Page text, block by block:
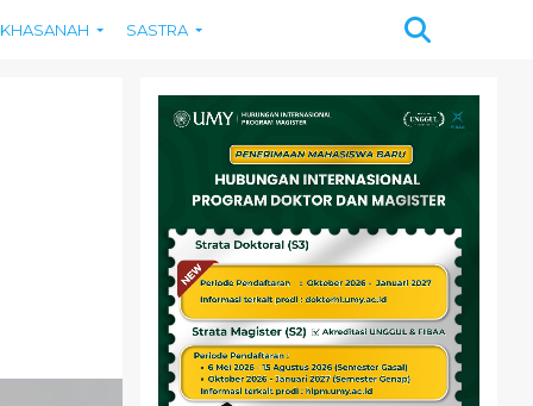
KHASANAH SASTRA